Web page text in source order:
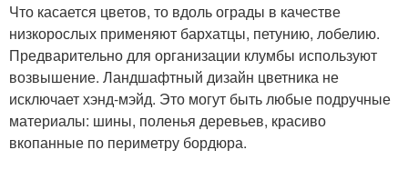
Что касается цветов, то вдоль ограды в качестве
низкорослых применяют бархатцы, петунию, лобелию.
Предварительно для организации клумбы используют
возвышение. Ландшафтный дизайн цветника не
исключает хэнд-мэйд. Это могут быть любые подручные
материалы: шины, поленья деревьев, красиво
вкопанные по периметру бордюра.